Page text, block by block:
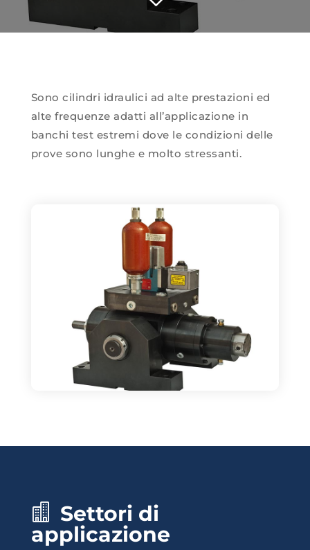
Sono cilindri idraulici ad alte prestazioni ed
alte frequenze adatti all’applicazione in
banchi test estremi dove le condizioni delle
prove sono lunghe e molto stressanti.
Settori di
applicazione